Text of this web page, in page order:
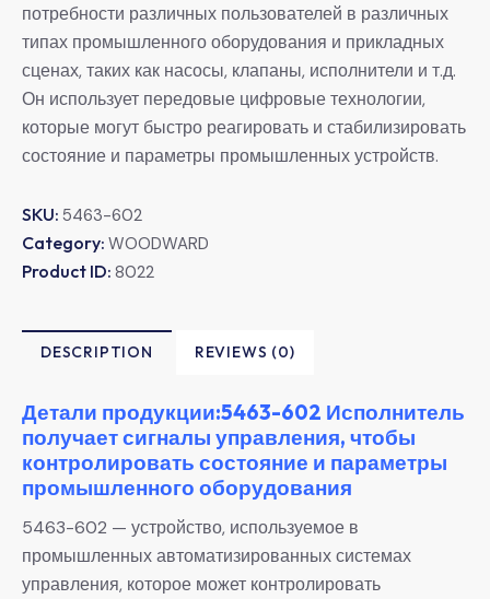
потребности различных пользователей в различных
типах промышленного оборудования и прикладных
сценах, таких как насосы, клапаны, исполнители и т.д.
Он использует передовые цифровые технологии,
которые могут быстро реагировать и стабилизировать
состояние и параметры промышленных устройств.
SKU: 5463-602
Category: WOODWARD
Product ID: 8022
DESCRIPTION REVIEWS (0)
Детали продукции:5463-602 Исполнитель
получает сигналы управления, чтобы
контролировать состояние и параметры
промышленного оборудования
5463-602 — устройство, используемое в
промышленных автоматизированных системах
управления, которое может контролировать